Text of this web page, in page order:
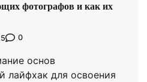
фотографов и как их
0
основ
лайфхак для освоения